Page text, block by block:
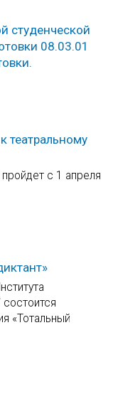
студенческой
08.03.01
театральному
с 1 апреля
«Тотальный